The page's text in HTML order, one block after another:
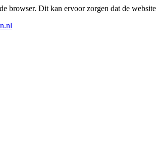
browser. Dit kan ervoor zorgen dat de